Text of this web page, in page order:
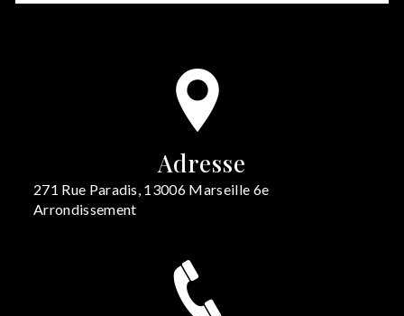
Adresse
271 Rue Paradis, 13006 Marseille 6e
Arrondissement